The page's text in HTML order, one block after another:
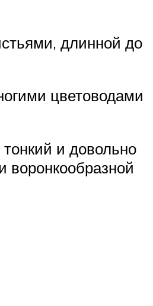
длинной до
цветоводами
и довольно
воронкообразной